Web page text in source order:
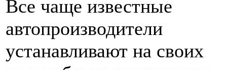
Все чаще известные
автопроизводители
устанавливают на своих